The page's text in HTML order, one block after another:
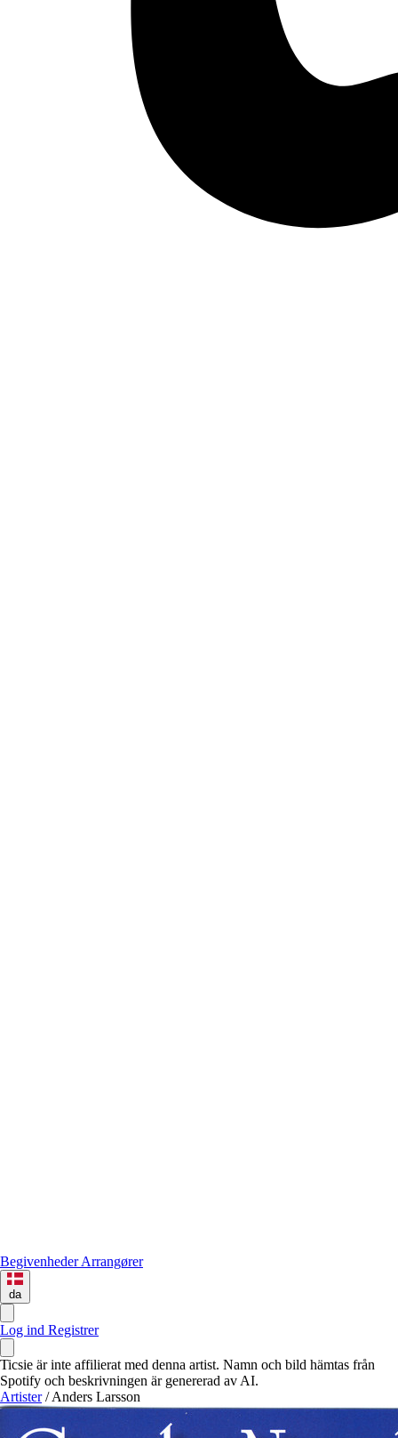
BegivenhederArrangører
da
Log ind Registrer
Ticsie är inte affilierat med denna artist. Namn och bild hämtas från
Spotify och beskrivningen är genererad av AI.
Artister / Anders Larsson